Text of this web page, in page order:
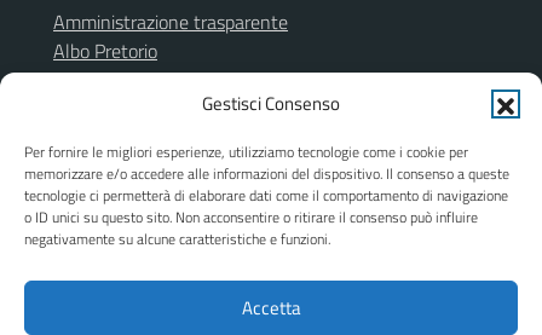
Gestisci Consenso
Per fornire le migliori esperienze, utilizziamo tecnologie come i cookie per
memorizzare e/o accedere alle informazioni del dispositivo. Il consenso a queste
tecnologie ci permetterà di elaborare dati come il comportamento di navigazione
o ID unici su questo sito. Non acconsentire o ritirare il consenso può influire
negativamente su alcune caratteristiche e funzioni.
Accetta
Amministrazione trasparente
Albo Pretorio
Segnalazione illeciti
Informativa privacy
Dichiarazione di accessibilità
Obiettivi di accessibilità
Piano di miglioramento del sito
SEGUICI SU